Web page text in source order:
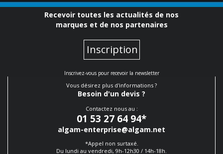
Recevoir toutes les actualités de nos
marques et de nos partenaires
Inscription
Inscrivez-vous pour recevoir la newsletter
Vous désirez plus d'informations ?
Besoin d'un devis ?
Contactez nous au :
01 53 27 64 94*
algam-enterprise@algam.net
*Appel non surtaxé.
Du lundi au vendredi, 9h-12h30 / 14h-18h.